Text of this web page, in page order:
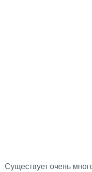
Существует очень